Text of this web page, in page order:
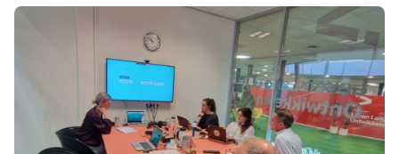
veranderende arbeidsmarkt moet daarom anders
leren kijken: namelijk vanuit de opgaven waar een
regio voor staat. Dat is een van de belangrijkste
inzichten uit de pilot van TerraNext in Noord-
Nederland. De pilot laat zien dat de arbeidsmarkt
van morgen vraagt om werknemers die opgeleid